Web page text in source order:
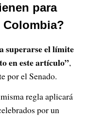
para
superarse el límite
en este artículo”,
por el Senado.
regla aplicará
por un